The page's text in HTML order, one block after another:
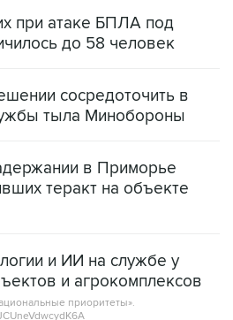
при атаке БПЛА под
до 58 человек
сосредоточить в
тыла Минобороны
в Приморье
теракт на объекте
и ИИ на службе у
и агрокомплексов
приоритеты».